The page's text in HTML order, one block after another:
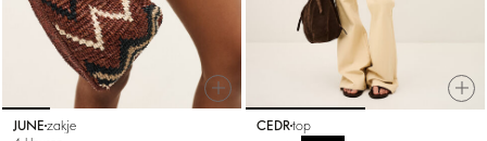
JUNE zakje
CEDR top